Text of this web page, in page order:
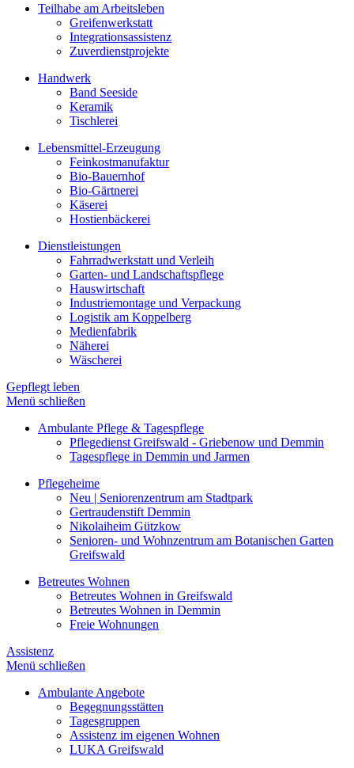
Teilhabe am Arbeitsleben
Greifenwerkstatt
Integrationsassistenz
Zuverdienstprojekte
Handwerk
Band Seeside
Keramik
Tischlerei
Lebensmittel-Erzeugung
Feinkostmanufaktur
Bio-Bauernhof
Bio-Gärtnerei
Käserei
Hostienbäckerei
Dienstleistungen
Fahrradwerkstatt und Verleih
Garten- und Landschaftspflege
Hauswirtschaft
Industriemontage und Verpackung
Logistik am Koppelberg
Medienfabrik
Näherei
Wäscherei
Gepflegt leben
Menü schließen
Ambulante Pflege & Tagespflege
Pflegedienst Greifswald - Griebenow und Demmin
Tagespflege in Demmin und Jarmen
Pflegeheime
Neu | Seniorenzentrum am Stadtpark
Gertraudenstift Demmin
Nikolaiheim Gützkow
Senioren- und Wohnzentrum am Botanischen Garten
Greifswald
Betreutes Wohnen
Betreutes Wohnen in Greifswald
Betreutes Wohnen in Demmin
Freie Wohnungen
Assistenz
Menü schließen
Ambulante Angebote
Begegnungsstätten
Tagesgruppen
Assistenz im eigenen Wohnen
LUKA Greifswald